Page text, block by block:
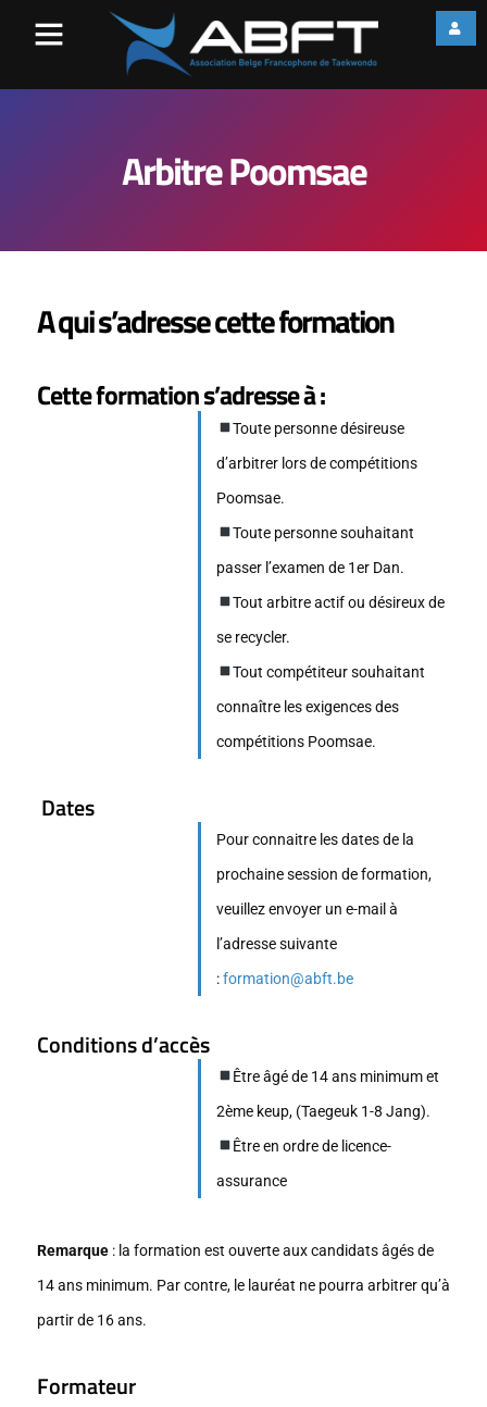
Arbitre Poomsae
A qui s’adresse cette formation
Cette formation s’adresse à :
Toute personne désireuse
d’arbitrer lors de compétitions
Poomsae.
Toute personne souhaitant
passer l’examen de 1er Dan.
Tout arbitre actif ou désireux de
se recycler.
Tout compétiteur souhaitant
connaître les exigences des
compétitions Poomsae.
Dates
Pour connaitre les dates de la
prochaine session de formation,
veuillez envoyer un e-mail à
l’adresse suivante
:formation@abft.be
Conditions d’accès
Être âgé de 14 ans minimum et
2ème keup, (Taegeuk 1-8 Jang).
Être en ordre de licence-
assurance
Remarque : la formation est ouverte aux candidats âgés de
14 ans minimum. Par contre, le lauréat ne pourra arbitrer qu’à
partir de 16 ans.
Formateur